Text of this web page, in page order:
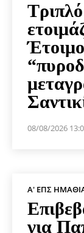
08/08/2026
Α' ΕΠΣ
για